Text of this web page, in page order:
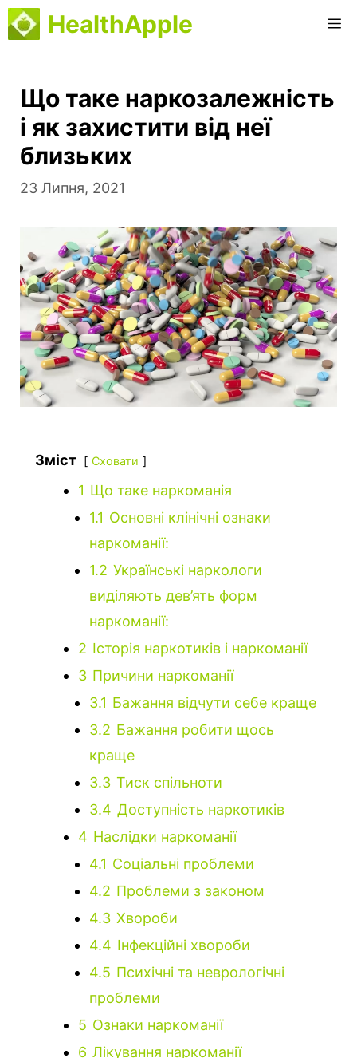
Перейти
до
HealthApple
Що таке наркозалежність
і як захистити від неї
близьких
23 Липня, 2021
Зміст Сховати
1 Що таке наркоманія
1.1 Основні клінічні ознаки
наркоманії:
1.2 Українські наркологи
виділяють дев’ять форм
наркоманії:
2 Історія наркотиків і наркоманії
3 Причини наркоманії
3.1 Бажання відчути себе краще
3.2 Бажання робити щось
краще
3.3 Тиск спільноти
3.4 Доступність наркотиків
4 Наслідки наркоманії
4.1 Соціальні проблеми
4.2 Проблеми з законом
4.3 Хвороби
4.4 Інфекційні хвороби
4.5 Психічні та неврологічні
проблеми
5 Ознаки наркоманії
6 Лікування наркоманії